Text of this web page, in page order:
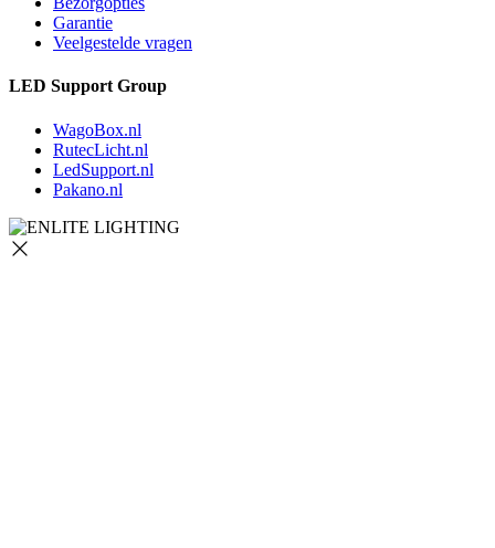
Garantie
Veelgestelde vragen
LED Support Group
WagoBox.nl
RutecLicht.nl
LedSupport.nl
Pakano.nl